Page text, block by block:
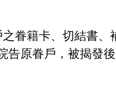
眷籍卡、切結書、
告原眷戶，被揭發